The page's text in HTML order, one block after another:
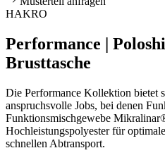
HAKRO
Performance |
Brusttasche
Die Performance Kollektion bietet
anspruchsvolle Jobs, bei denen
Funktionsmischgewebe
Hochleistungspolyester für
schnellen Abtransport.